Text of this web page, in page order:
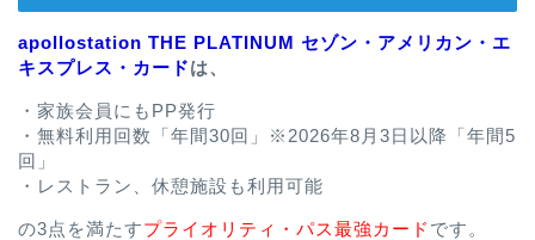
apollostation THE PLATINUM セゾン・アメリカン・エ
キスプレス・カードは、
・家族会員にもPP発行
・無料利用回数「年間30回」※2026年8月3日以降「年間5
回」
・レストラン、休憩施設も利用可能
の3点を満たすプライオリティ・パス最強カード です。